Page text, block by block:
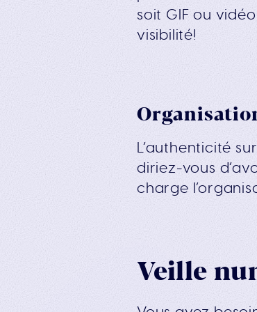
soit GIF ou
visibilité!
L’authenticité
diriez-vous
charge
Veille